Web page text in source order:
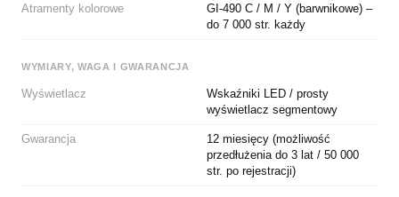
Atramenty kolorowe
GI-490 C / M / Y (barwnikowe) –
do 7 000 str. każdy
WYMIARY, WAGA I GWARANCJA
Wyświetlacz
Wskaźniki LED / prosty
wyświetlacz segmentowy
Gwarancja
12 miesięcy (możliwość
przedłużenia do 3 lat / 50 000
str. po rejestracji)